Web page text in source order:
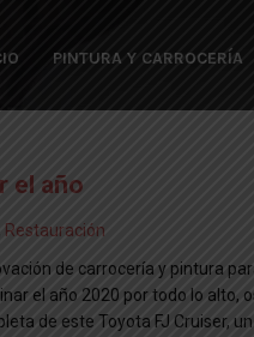
PINTURA Y CARROCERÍA
el año
Restauración
de carrocería y pintura
el año 2020 por todo lo alto,
de este Toyota FJ Cruiser,